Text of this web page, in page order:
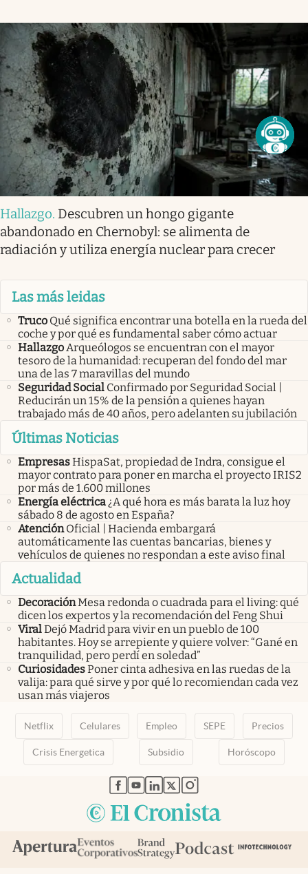
Hallazgo. Descubren un hongo gigante
abandonado en Chernobyl: se alimenta de
radiación y utiliza energía nuclear para crecer
Las más leidas
Truco Qué significa encontrar una botella en la rueda del
coche y por qué es fundamental saber cómo actuar
HallazgoArqueólogos se encuentran con el mayor
tesoro de la humanidad: recuperan del fondo del mar
una de las 7 maravillas del mundo
Seguridad Social Confirmado por Seguridad Social |
Reducirán un 15% de la pensión a quienes hayan
trabajado más de 40 años, pero adelanten su jubilación
Últimas Noticias
EmpresasHispaSat, propiedad de Indra, consigue el
mayor contrato para poner en marcha el proyecto IRIS2
por más de 1.600 millones
Energía eléctrica¿A qué hora es más barata la luz hoy
sábado 8 de agosto en España?
Atención Oficial | Hacienda embargará
automáticamente las cuentas bancarias, bienes y
vehículos de quienes no respondan a este aviso final
Actualidad
DecoraciónMesa redonda o cuadrada para el living: qué
dicen los expertos y la recomendación del Feng Shui
ViralDejó Madrid para vivir en un pueblo de 100
habitantes. Hoy se arrepiente y quiere volver: “Gané en
tranquilidad, pero perdí en soledad”
CuriosidadesPoner cinta adhesiva en las ruedas de la
valija: para qué sirve y por qué lo recomiendan cada vez
usan más viajeros
Netflix Celulares Empleo SEPE Precios
Crisis Energetica Subsidio Horóscopo
abre en nueva pestaña
abre en nueva pestaña
abre en nueva pestaña
abre en nueva pestaña
abre en nueva pestaña